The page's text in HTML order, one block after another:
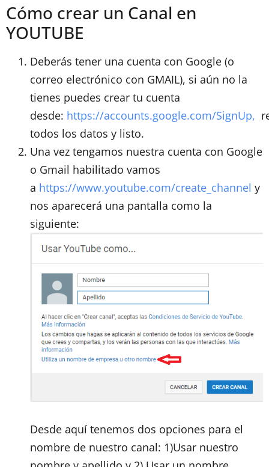
Cómo crear un Canal en
YOUTUBE
Deberás tener una cuenta con Google (o
correo electrónico con GMAIL), si aún no la
tienes puedes crear tu cuenta
desde: https://accounts.google.com/SignUp,
todos los datos y listo.
Una vez tengamos nuestra cuenta con Google
o Gmail habilitado vamos
a https://www.youtube.com/create_channel y
nos aparecerá una pantalla como la
siguiente:
Desde aquí tenemos dos opciones para el
nombre de nuestro canal: 1)Usar nuestro